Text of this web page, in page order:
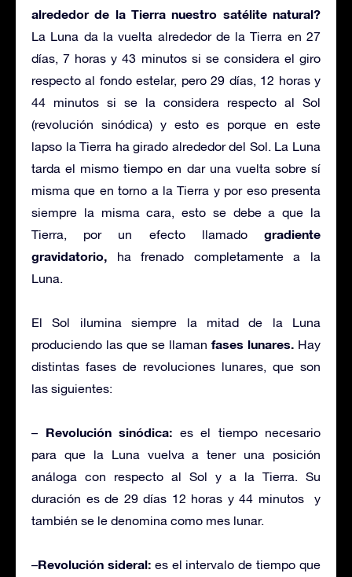
alrededor de la Tierra nuestro satélite natural?
La Luna da la vuelta alrededor de la Tierra en 27
días, 7 horas y 43 minutos si se considera el giro
respecto al fondo estelar, pero 29 días, 12 horas y
44 minutos si se la considera respecto al Sol
(revolución sinódica) y esto es porque en este
lapso la Tierra ha girado alrededor del Sol. La Luna
tarda el mismo tiempo en dar una vuelta sobre sí
misma que en torno a la Tierra y por eso presenta
siempre la misma cara, esto se debe a que la
Tierra, por un efecto llamadogradiente
gravidatorio, ha frenado completamente a la
Luna.
El Sol ilumina siempre la mitad de la Luna
produciendo las que se llaman fases lunares. Hay
distintas fases de revoluciones lunares, que son
las siguientes:
– Revolución sinódica: es el tiempo necesario
para que la Luna vuelva a tener una posición
análoga con respecto al Sol y a la Tierra. Su
duración es de 29 días 12 horas y 44 minutos y
también se le denomina como mes lunar.
–Revolución sideral:es el intervalo de tiempo que